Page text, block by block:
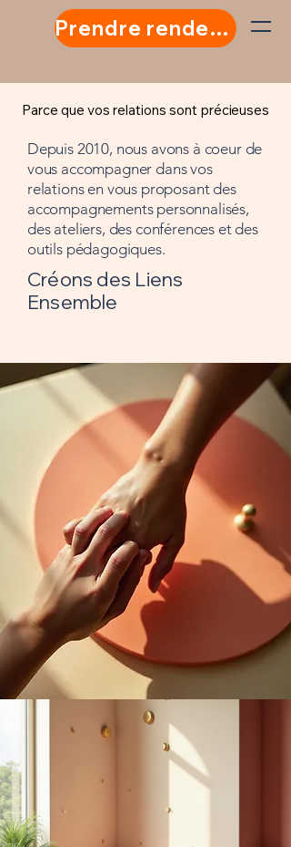
Prendre rendez-vous
Parce que vos relations sont précieuses
Parce que vos relations sont précieuses
Depuis 2010, nous avons à coeur de
vous accompagner dans vos
relations en vous proposant des
accompagnements personnalisés,
des ateliers, des conférences et des
outils pédagogiques.
Créons des Liens
Ensemble